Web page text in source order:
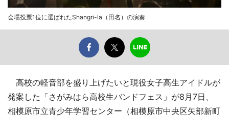
会場投票1位に選ばれたShangri-la（田名）の演奏
高校の軽音部を盛り上げたいと現役女子高生アイドルが
発案した「さがみはら高校生バンドフェス」が8月7日、
相模原市立青少年学習センター（相模原市中央区矢部新町